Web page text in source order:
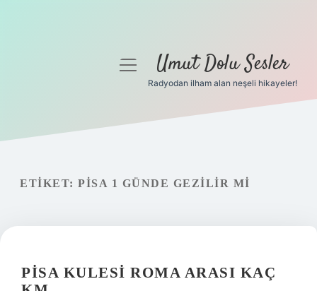
Gizlilik Politikası
menüyüUmut Dolu Sesler
Radyodan ilham alan neşeli hikayeler!
ETIKET: PISA 1 GÜNDE GEZILIR MI
PISA KULESI ROMA ARASI KAÇ